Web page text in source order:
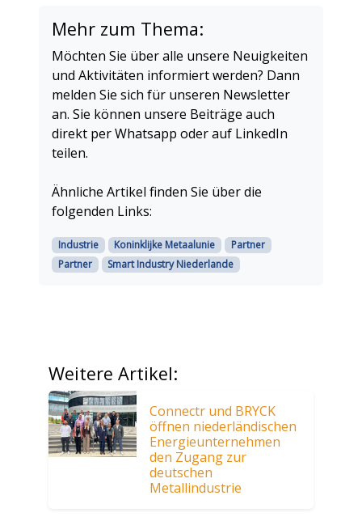
Mehr zum Thema:
Möchten Sie über alle unsere Neuigkeiten
und Aktivitäten informiert werden? Dann
melden Sie sich für unseren Newsletter
an. Sie können unsere Beiträge auch
direkt per Whatsapp oder auf LinkedIn
teilen.
Ähnliche Artikel finden Sie über die
folgenden Links:
Industrie Koninklijke Metaalunie
Partner
Partner
Smart Industry Niederlande
Weitere Artikel:
Connectr und BRYCK
öffnen niederländischen
Energieunternehmen
den Zugang zur
deutschen
Metallindustrie